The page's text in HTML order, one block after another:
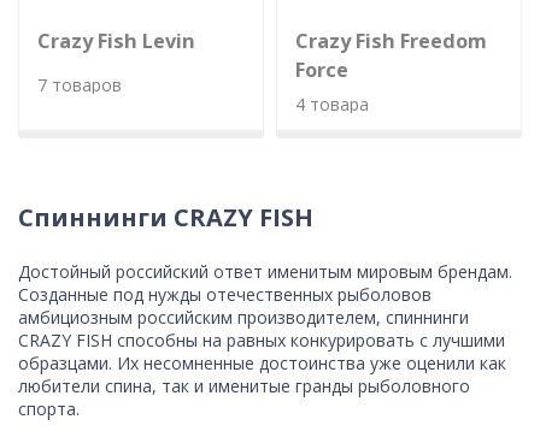
Crazy Fish Levin
7 товаров
Crazy Fish Freedom
Force
4 товара
Спиннинги CRAZY FISH
Достойный российский ответ именитым мировым брендам.
Созданные под нужды отечественных рыболовов
амбициозным российским производителем, спиннинги
CRAZY FISH способны на равных конкурировать с лучшими
образцами. Их несомненные достоинства уже оценили как
любители спина, так и именитые гранды рыболовного
спорта.